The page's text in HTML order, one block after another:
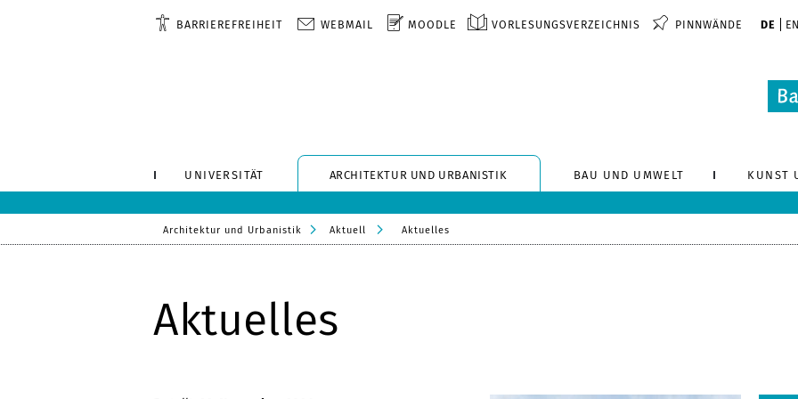
BARRIEREFREIHEIT WEBMAIL MOODLE VORLESUNGSVERZEICHNIS PINNWÄNDE DE EN
UNIVERSITÄT ARCHITEKTUR UND URBANISTIK BAU UND UMWELT KUNST
Architektur und Urbanistik Aktuell Aktuelles
Aktuelles